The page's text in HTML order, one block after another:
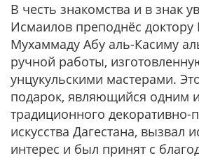
В честь знакомства и в знак
Исмаилов преподнёс доктору
Мухаммаду Абу аль-Касиму
ручной работы,
унцукульскими мастерами.
подарок, являющийся одним
традиционного декоративно-
искусства Дагестана, вызвал
интерес и был принят с